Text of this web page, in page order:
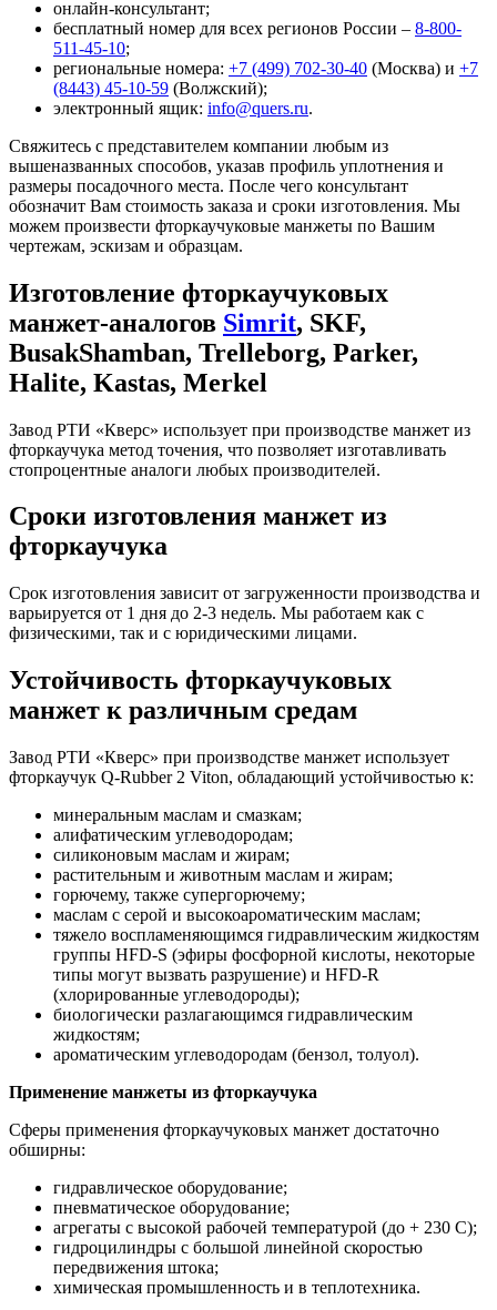
онлайн-консультант;
бесплатный номер для всех регионов России – 8-800-
511-45-10;
региональные номера: +7 (499) 702-30-40 (Москва) и +7
(8443) 45-10-59 (Волжский);
электронный ящик: info@quers.ru.
Свяжитесь с представителем компании любым из
вышеназванных способов, указав профиль уплотнения и
размеры посадочного места. После чего консультант
обозначит Вам стоимость заказа и сроки изготовления. Мы
можем произвести фторкаучуковые манжеты по Вашим
чертежам, эскизам и образцам.
Изготовление фторкаучуковых
манжет-аналогов Simrit, SKF,
BusakShamban, Trelleborg, Parker,
Halite, Kastas, Merkel
Завод РТИ «Кверс» использует при производстве манжет из
фторкаучука метод точения, что позволяет изготавливать
стопроцентные аналоги любых производителей.
Сроки изготовления манжет из
фторкаучука
Срок изготовления зависит от загруженности производства и
варьируется от 1 дня до 2-3 недель. Мы работаем как с
физическими, так и с юридическими лицами.
Устойчивость фторкаучуковых
манжет к различным средам
Завод РТИ «Кверс» при производстве манжет использует
фторкаучук Q-Rubber 2 Viton, обладающий устойчивостью к:
минеральным маслам и смазкам;
алифатическим углеводородам;
силиконовым маслам и жирам;
растительным и животным маслам и жирам;
горючему, также супергорючему;
маслам с серой и высокоароматическим маслам;
тяжело воспламеняющимся гидравлическим жидкостям
группы HFD-S (эфиры фосфорной кислоты, некоторые
типы могут вызвать разрушение) и HFD-R
(хлорированные углеводороды);
биологически разлагающимся гидравлическим
жидкостям;
ароматическим углеводородам (бензол, толуол).
Применение манжеты из фторкаучука
Сферы применения фторкаучуковых манжет достаточно
обширны:
гидравлическое оборудование;
пневматическое оборудование;
агрегаты с высокой рабочей температурой (до + 230 С);
гидроцилиндры с большой линейной скоростью
передвижения штока;
химическая промышленность и в теплотехника.